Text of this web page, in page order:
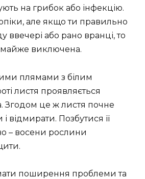
на грибок або інфекцію.
опіки, але якщо ти правильно
ввечері або рано вранці, то
майже виключена.
плямами з білим
листя проявляється
Згодом це ж листя почне
відмирати. Позбутися її
– восени рослини
поширення проблеми та